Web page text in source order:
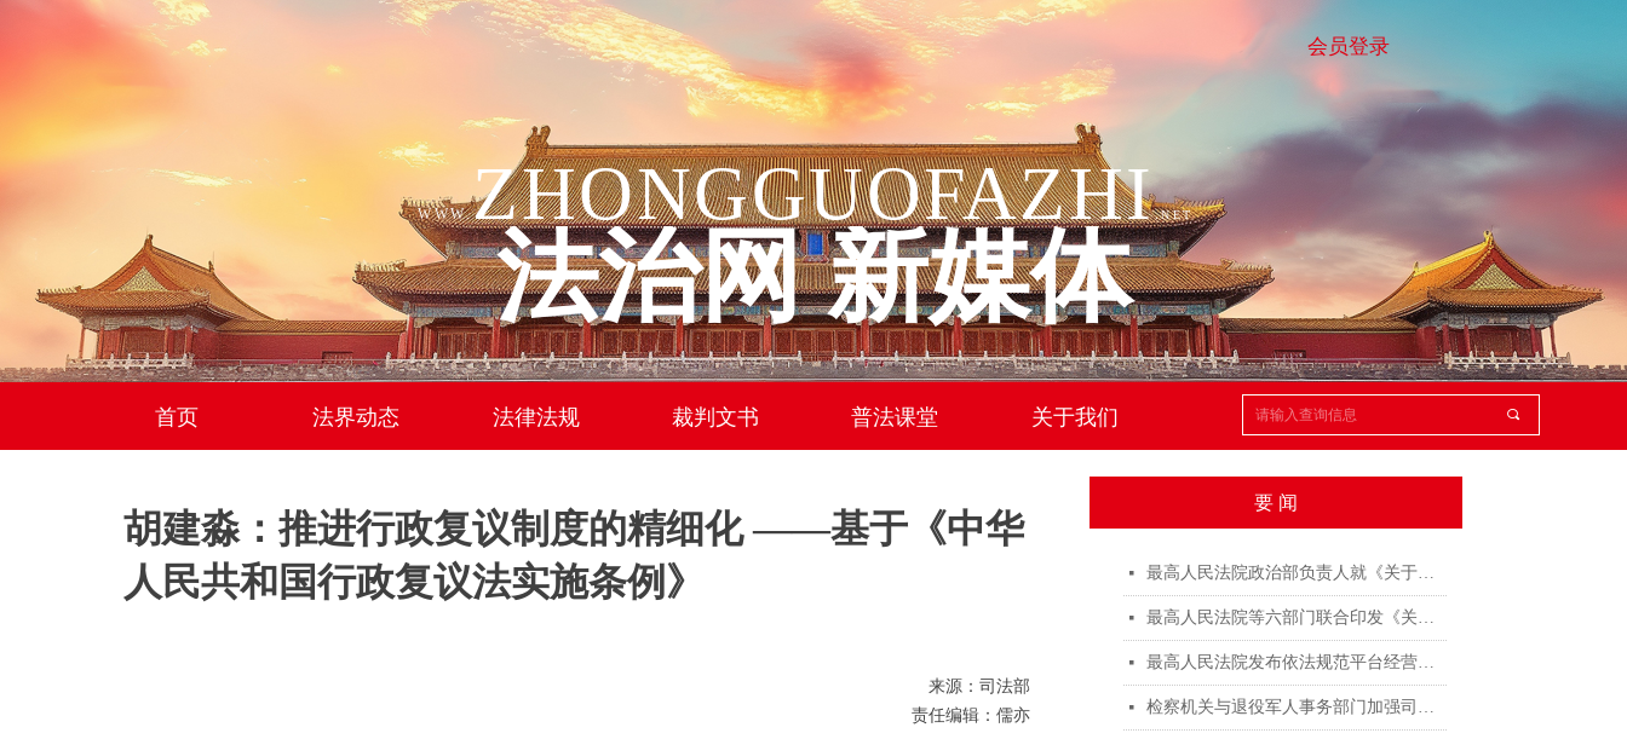
法治网 新媒体
WWW.ZHONGGUOFAZHI.NET
会员登录
끠
首页 法界动态 法律法规 裁判文书 普法课堂 关于我们
胡建淼：推进行政复议制度的精细化 ——基于《中华
人民共和国行政复议法实施条例》
来源：司法部
责任编辑：儒亦
要 闻
넷 最高人民法院政治部负责人就《关于进一步加强人民法院聘用制书记员管理工作的意见》答记者问
넷 最高人民法院等六部门联合印发《关于进一步加强人民法院聘用制书记员管理工作的意见》
넷 最高人民法院发布依法规范平台经营、保护消费者合法权益典型案例
넷 检察机关与退役军人事务部门加强司法救助协作典型案例